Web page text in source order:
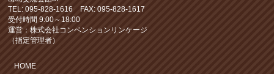
TEL: 095-828-1616 FAX: 095-828-1617
受付時間 9:00～18:00
運営：株式会社コンベンションリンケージ
（指定管理者）
HOME